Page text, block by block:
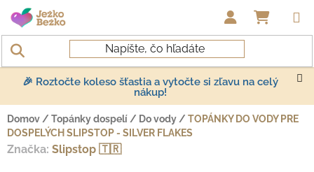
Prejsť na obsah
🎉 Roztočte koleso šťastia a vytočte si zľavu na celý
nákup!
Domov / Topánky dospelí / Do vody / TOPÁNKY DO VODY PRE
DOSPELÝCH SLIPSTOP - SILVER FLAKES
Značka: Slipstop 🇹🇷